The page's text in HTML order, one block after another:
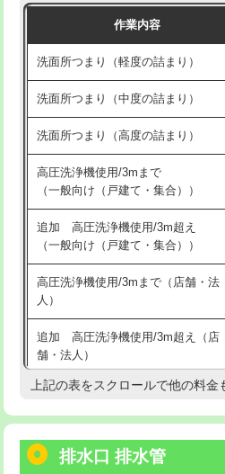
モルタル補修（厚さ10㎝まで）
モルタル補修（厚さ10㎝超え）
洗面台設置
バスタブ設置
追加人工
廃棄・処分
※給水管工事は20mmまでの価格
交換・取付（その他部品）
持込商品取付（単水栓）
持込商品取付（混合水栓）
持込商品取付（浄水器・分岐水栓）
給水管工事※（ホール加工)
給水管工事※（バンド止め)
給水管工事※（支持金具設置)
給水管工事※（保温材使用（バン
め込み）)
給水管工事※（土の掘削・埋め戻
業)
給水管工事※（塩ビ管（VP・HI）使
用/3ｍまで)
用（追加）/3ｍ超え)
作業内容
洗面所つまり（軽度の詰まり）
洗面所つまり（中度の詰まり）
洗面所つまり（高度の詰まり）
高圧洗浄機使用/3mまで
（一般向け（戸建て・集合））
追加 高圧洗浄機使用/3m超え
（一般向け（戸建て・集合））
高圧洗浄機使用/3mまで（店舗・法
人）
追加 高圧洗浄機使用/3m超え（店
舗・法人）
高度高圧洗浄換
トーラー機使用/3mまで
上記の表をスクロールで他の料金
排水口 排水管